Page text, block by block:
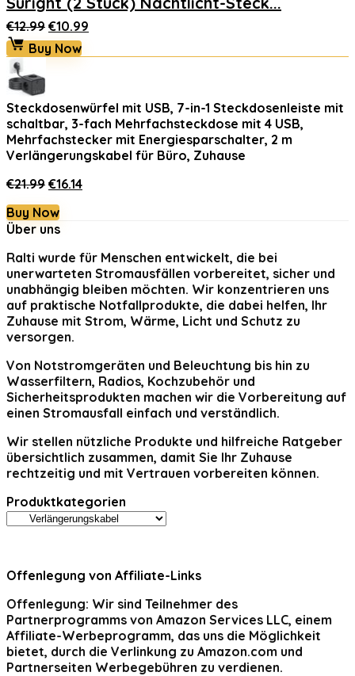
€12.99 Ursprünglicher
Preis
war:
€10.99
ist:
Buy Now
Steckdosenwürfel mit USB, 7-in-1 Steckdosenleiste mit
schaltbar, 3-fach Mehrfachsteckdose mit 4 USB,
Mehrfachstecker mit Energiesparschalter, 2 m
Verlängerungskabel für Büro, Zuhause
€21.99 Ursprünglicher
war:
€21.99
€16.14Aktueller
Buy Now
Über uns
Ralti wurde für Menschen entwickelt, die bei
unerwarteten Stromausfällen vorbereitet, sicher und
unabhängig bleiben möchten. Wir konzentrieren uns
auf praktische Notfallprodukte, die dabei helfen, Ihr
Zuhause mit Strom, Wärme, Licht und Schutz zu
versorgen.
Von Notstromgeräten und Beleuchtung bis hin zu
Wasserfiltern, Radios, Kochzubehör und
Sicherheitsprodukten machen wir die Vorbereitung auf
einen Stromausfall einfach und verständlich.
Wir stellen nützliche Produkte und hilfreiche Ratgeber
übersichtlich zusammen, damit Sie Ihr Zuhause
rechtzeitig und mit Vertrauen vorbereiten können.
Produktkategorien
Offenlegung von Affiliate-Links
Offenlegung: Wir sind Teilnehmer des
Partnerprogramms von Amazon Services LLC, einem
Affiliate-Werbeprogramm, das uns die Möglichkeit
bietet, durch die Verlinkung zu Amazon.com und
Partnerseiten Werbegebühren zu verdienen.